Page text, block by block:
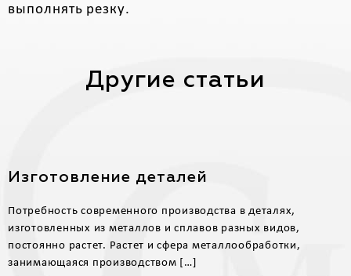
выполнять резку.
Другие статьи
Изготовление деталей
Потребность современного производства в деталях,
изготовленных из металлов и сплавов разных видов,
постоянно растет. Растет и сфера металлообработки,
занимающаяся производством […]